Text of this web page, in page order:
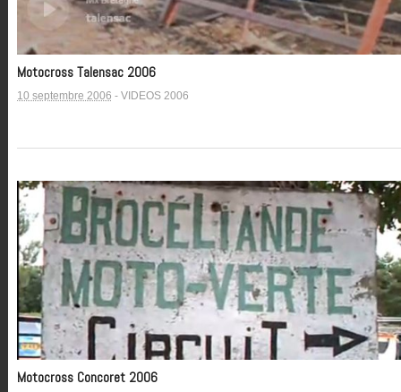
Motocross Talensac 2006
10 septembre 2006 - VIDEOS 2006
Motocross Concoret 2006